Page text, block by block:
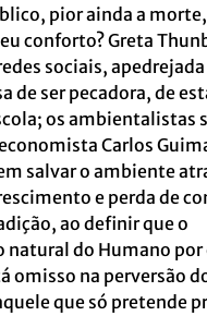
pior ainda a
conforto? Greta
sociais,
de ser pecadora, de
os ambientalistas
Carlos
salvar o ambiente
e perda de
ao definir que o
do Humano por
omisso na perversão
que só pretende